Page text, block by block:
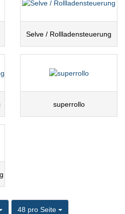
Selve / Rollladensteuerung
superrollo
48 pro Seite
pro Seite